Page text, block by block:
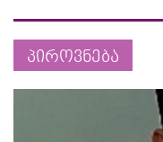
პიროვნება